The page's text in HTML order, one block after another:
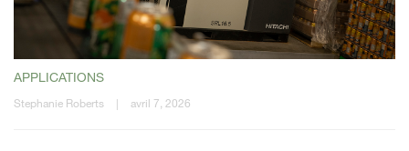
APPLICATIONS
Stephanie Roberts | avril 7, 2026